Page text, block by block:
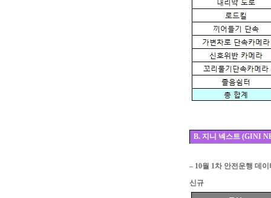
B. 지니 넥스트 (GINI
– 10월 1차 안전운행 데
신규